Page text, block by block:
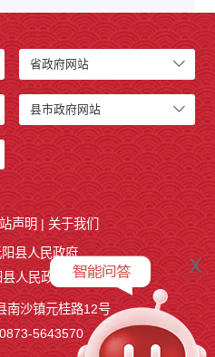
省政府网站
县市政府网站
x
声明 | 关于我们
县人民政府
人民政府办公室
南沙镇元桂路12号
5643570